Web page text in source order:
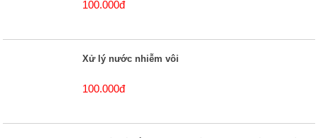
100.000đ
Xử lý nước nhiễm vôi
100.000đ